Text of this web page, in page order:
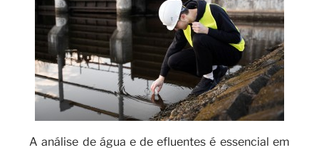
A análise de água e de efluentes é essencial em